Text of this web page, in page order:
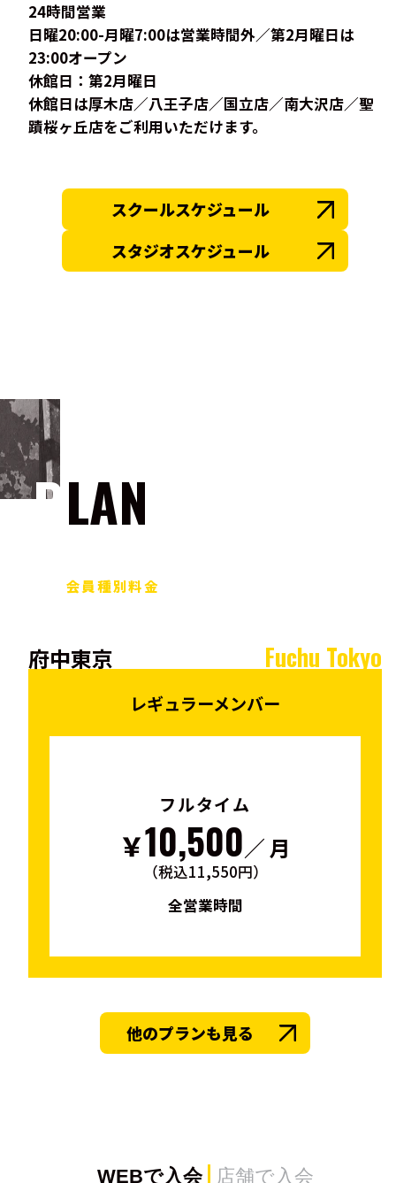
24時間営業
日曜20:00-月曜7:00は営業時間外／第2月曜日は
23:00オープン
休館日：第2月曜日
休館日は厚木店／八王子店／国立店／南大沢店／聖
蹟桜ヶ丘店をご利用いただけます。
スクールスケジュール
スタジオスケジュール
PLAN
会員種別料金
府中東京 Fuchu Tokyo
レギュラーメンバー
フルタイム
￥10,500／ 月
（税込11,550円）
全営業時間
他のプランも見る
WEBで入会 店舗で入会